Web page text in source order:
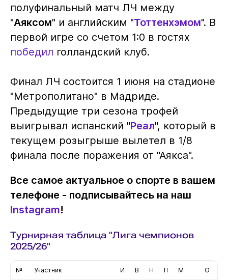
полуфинальный матч ЛЧ между
"Аяксом" и английским "Тоттенхэмом". В
первой игре со счетом 1:0 в гостях
победил голландский клуб.
Финал ЛЧ состоится 1 июня на стадионе
"Метрополитано" в Мадриде.
Предыдущие три сезона трофей
выигрывал испанский "Реал", который в
текущем розыгрыше вылетел в 1/8
финала после поражения от "Аякса".
Все самое актуальное о спорте в вашем
телефоне - подписывайтесь на наш
Instagram!
Турнирная таблица "Лига чемпионов
2025/26"
№ Участник И В Н П М О